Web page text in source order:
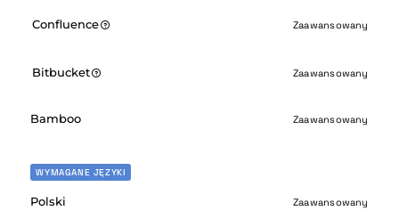
Confluence Zaawansowany
Bitbucket Zaawansowany
Bamboo Zaawansowany
WYMAGANE JĘZYKI
Polski Zaawansowany